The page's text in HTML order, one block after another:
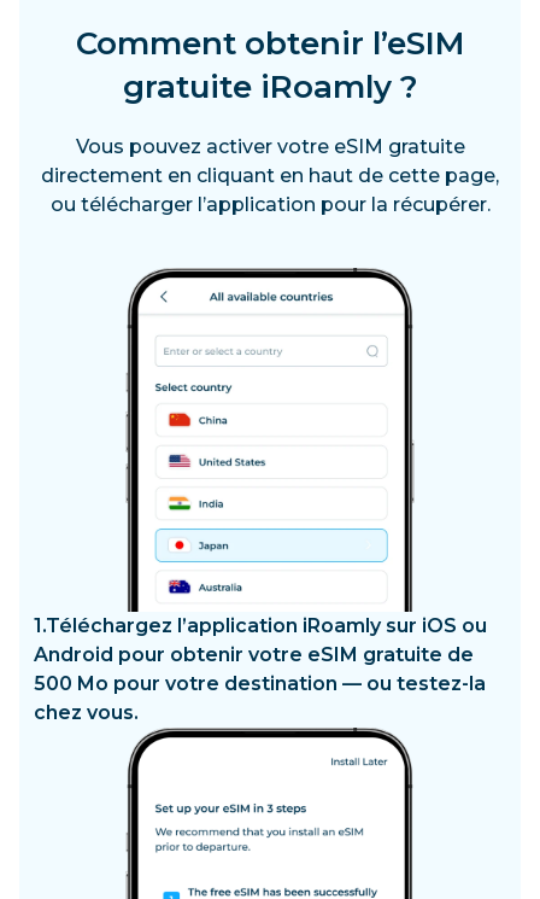
Comment obtenir l’eSIM
gratuite iRoamly ?
Vous pouvez activer votre eSIM gratuite
directement en cliquant en haut de cette page,
ou télécharger l’application pour la récupérer.
1.Téléchargez l’application iRoamly sur iOS ou
Android pour obtenir votre eSIM gratuite de
500 Mo pour votre destination — ou testez-la
chez vous.